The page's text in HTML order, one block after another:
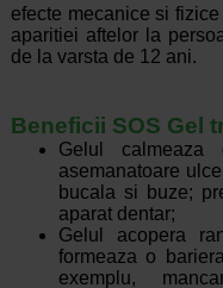
efecte mecanice si
aparitiei aftelor la
de la varsta de 12 ani.
Beneficii SOS Gel
Gelul calmeaza
asemanatoare
bucala si buze;
aparat dentar;
Gelul acopera
formeaza o
exemplu,